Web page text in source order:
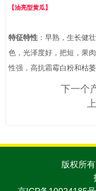
【油亮型黄瓜】
特征特性 ：早熟，生长健
色，光泽度好，把短，果
性强，高抗霜霉白粉和枯
下一个
版权所